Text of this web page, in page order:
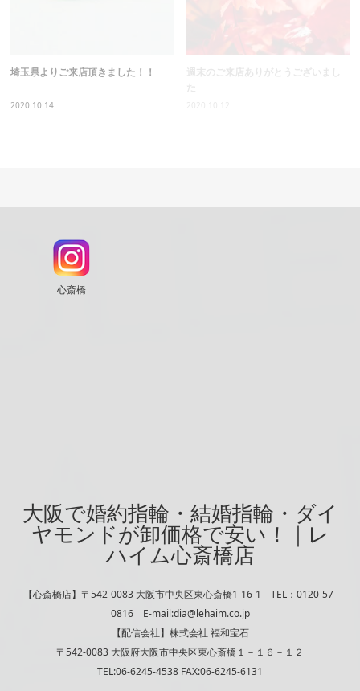
埼玉県よりご来店頂きました！！
2020.10.14
心斎橋
大阪で婚約指輪・結婚指輪・ダイ
ヤモンドが卸価格で安い！｜レ
ハイム心斎橋店
【心斎橋店】〒542-0083 大阪市中央区東心斎橋1-16-1 TEL：0120-57-
0816 E-mail:dia@lehaim.co.jp
【配信会社】株式会社 福和宝石
〒542-0083 大阪府大阪市中央区東心斎橋１－１６－１２
TEL:06-6245-4538 FAX:06-6245-6131